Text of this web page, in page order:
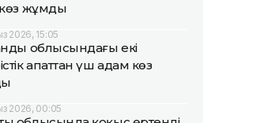
көз жұмды
2026, 15:05
облысындағы екі
апаттан үш адам көз
2026, 00:05